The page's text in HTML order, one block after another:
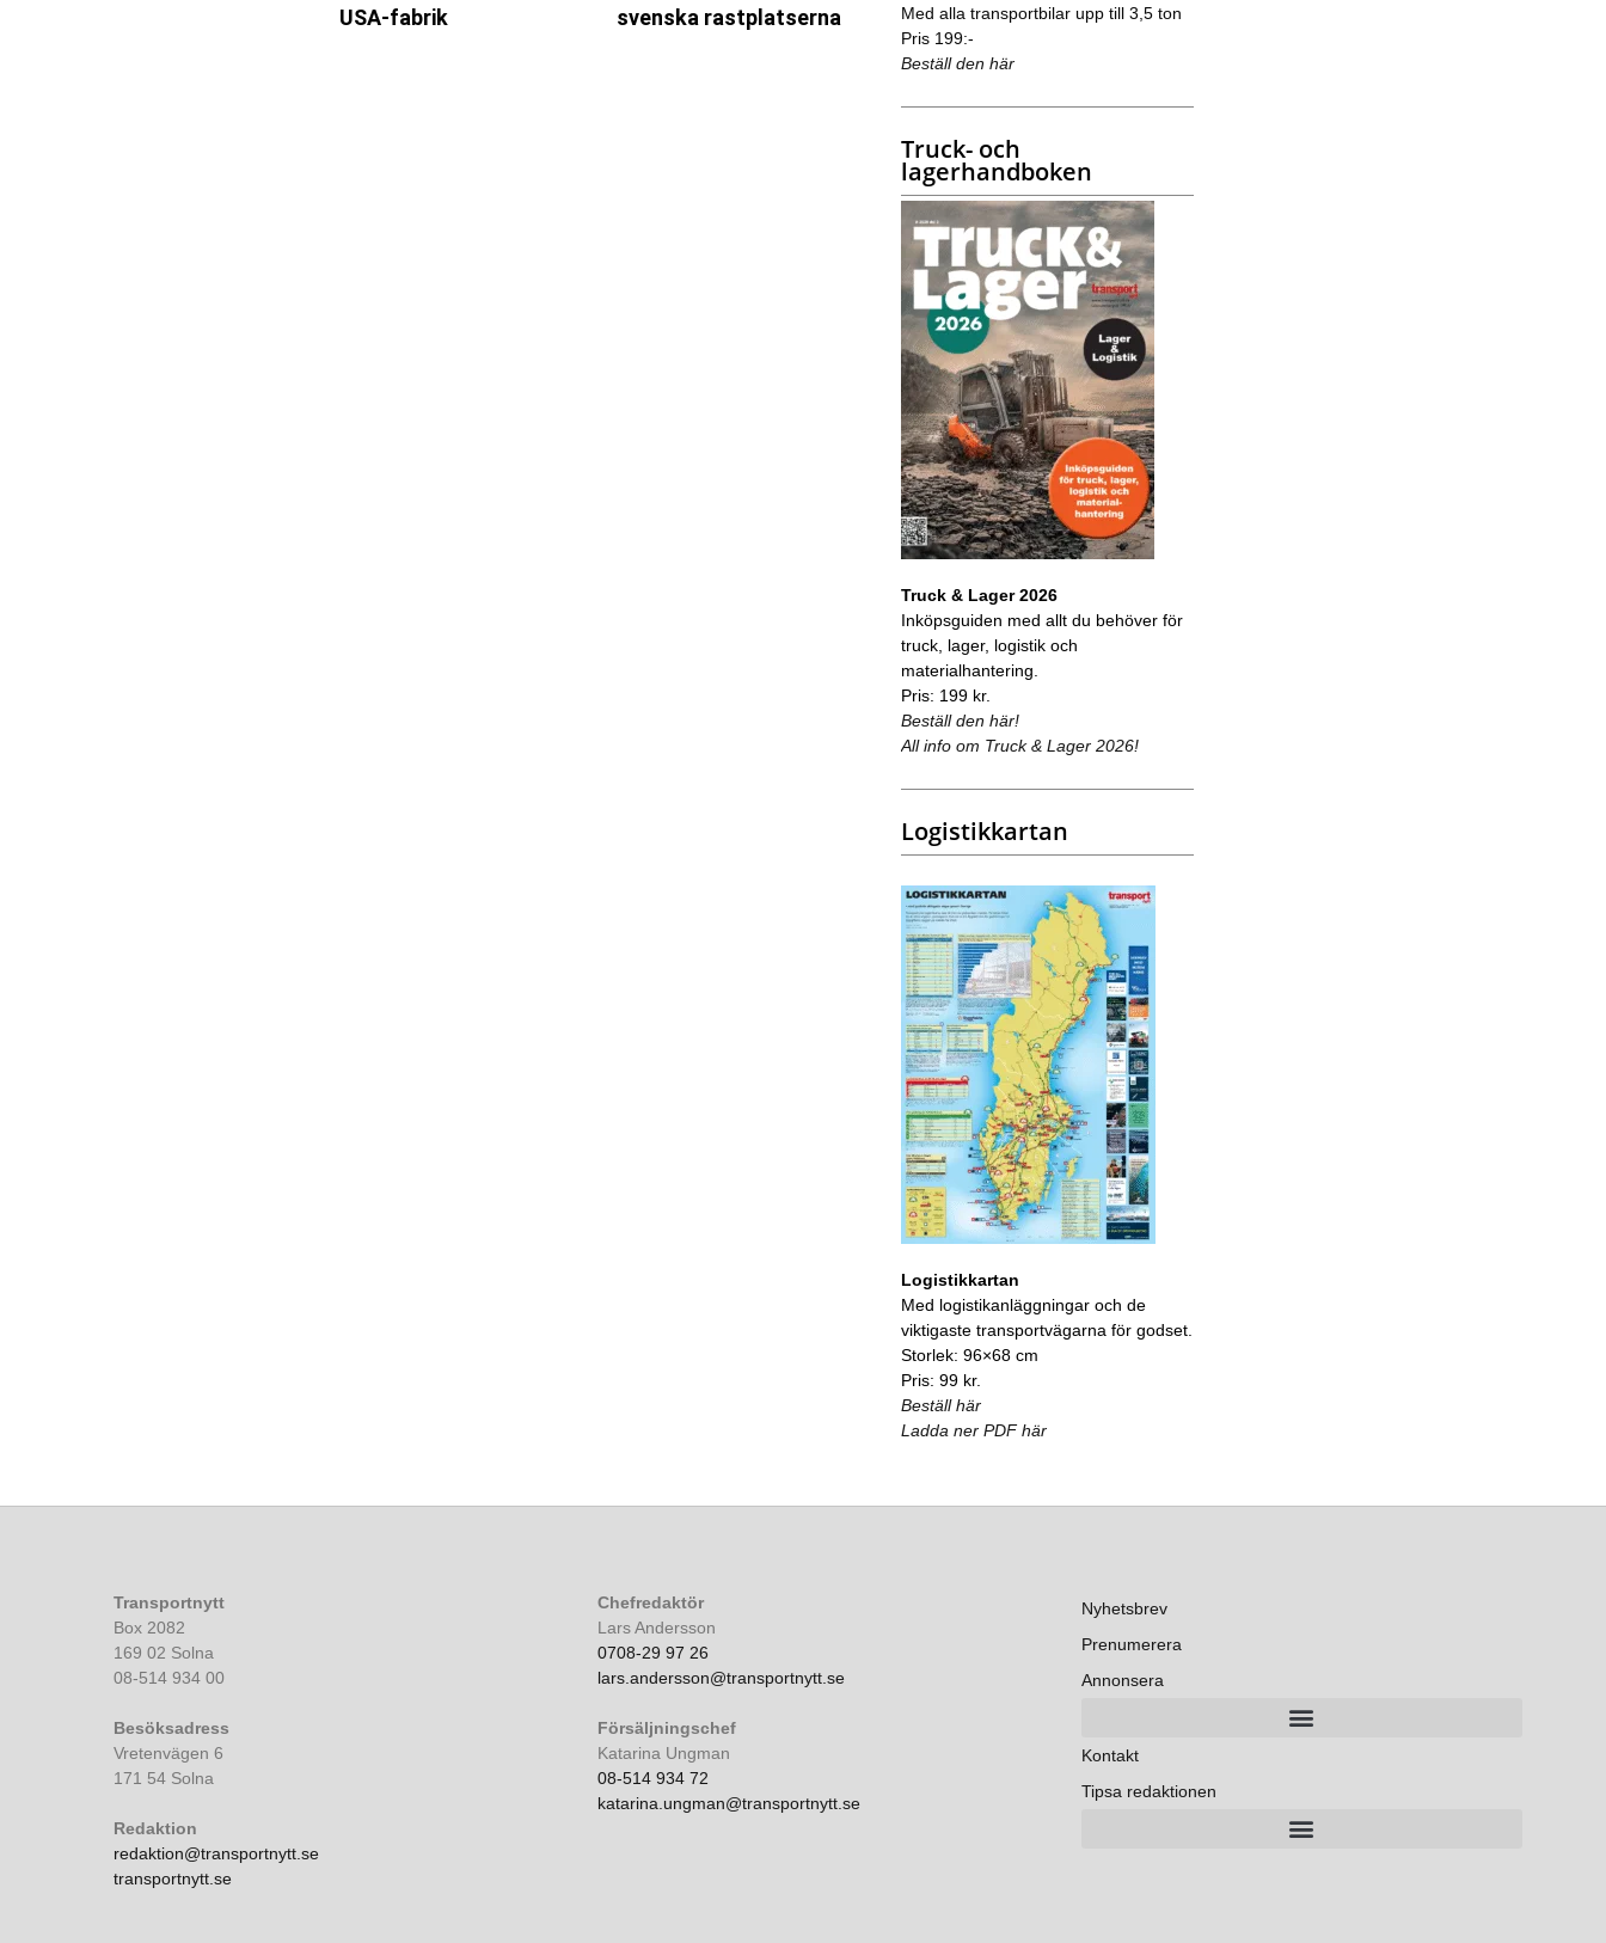
USA-fabrik
svenska rastplatserna
Med alla transportbilar upp till 3,5 ton
Pris 199:-
Beställ den här
Truck- och
lagerhandboken
Truck & Lager 2026
Inköpsguiden med allt du behöver för
truck, lager, logistik och
materialhantering.
Pris: 199 kr.
Beställ den här!
All info om Truck & Lager 2026!
Logistikkartan
Logistikkartan
Med logistikanläggningar och de
viktigaste transportvägarna för godset.
Storlek: 96×68 cm
Pris: 99 kr.
Beställ här
Ladda ner PDF här
Transportnytt
Box 2082
169 02 Solna
08-514 934 00
Besöksadress
Vretenvägen 6
171 54 Solna
Redaktion
redaktion@transportnytt.se
transportnytt.se
Chefredaktör
Lars Andersson
0708-29 97 26
lars.andersson@transportnytt.se
Försäljningschef
Katarina Ungman
08-514 934 72
katarina.ungman@transportnytt.se
Nyhetsbrev
Prenumerera
Annonsera
Kontakt
Tipsa redaktionen